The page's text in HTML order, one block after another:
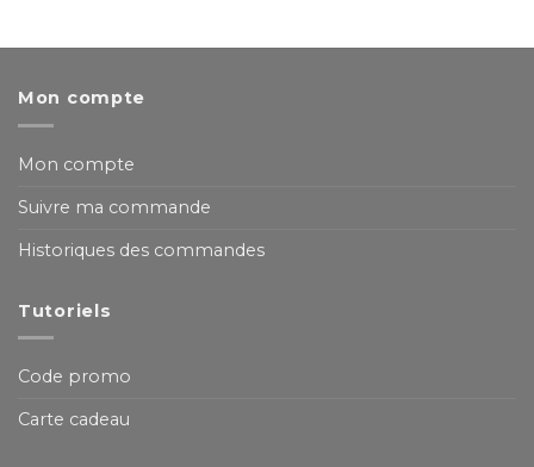
Mon compte
Mon compte
Suivre ma commande
Historiques des commandes
Tutoriels
Code promo
Carte cadeau